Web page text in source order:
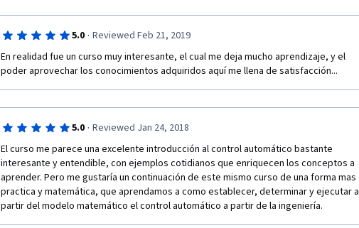
5.0 · Reviewed Feb 21, 2019
En realidad fue un curso muy interesante, el cual me deja mucho aprendizaje, y el
poder aprovechar los conocimientos adquiridos aquí me llena de satisfacción...
5.0 · Reviewed Jan 24, 2018
El curso me parece una excelente introducción al control automático bastante
interesante y entendible, con ejemplos cotidianos que enriquecen los conceptos a
aprender. Pero me gustaría un continuación de este mismo curso de una forma mas
practica y matemática, que aprendamos a como establecer, determinar y ejecutar a
partir del modelo matemático el control automático a partir de la ingeniería.